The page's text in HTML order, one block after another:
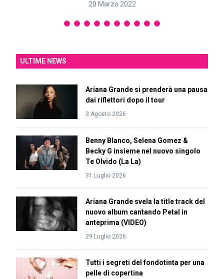
20 Marzo 2022
ULTIME NEWS
Ariana Grande si prenderà una pausa
dai riflettori dopo il tour
3 Agosto 2026
Benny Blanco, Selena Gomez &
Becky G insieme nel nuovo singolo
Te Olvido (La La)
31 Luglio 2026
Ariana Grande svela la title track del
nuovo album cantando Petal in
anteprima (VIDEO)
29 Luglio 2026
Tutti i segreti del fondotinta per una
pelle di copertina